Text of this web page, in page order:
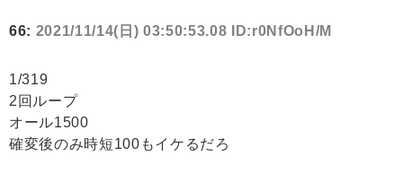
66: 2021/11/14(日) 03:50:53.08 ID:r0NfOoH/M
1/319
2回ループ
オール1500
確変後のみ時短100もイケるだろ